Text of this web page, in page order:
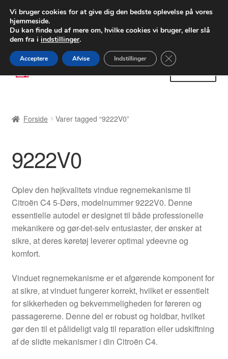
LEVERING fra 55 kr.
FEDEX verdensomspændende forsendelse
80 82 72 02
Spring
til
Spring
til
Betalinger
Kasse
Klageprocedure
Kontakte
Levering
Min Konto
Om os
Forside Varer tagged “9222V0”
9222V0
Oplev den højkvalitets vindue regnemekanisme til
Citroën C4 5-Dørs, modelnummer 9222V0. Denne
essentielle autodel er designet til både professionelle
mekanikere og gør-det-selv entusiaster, der ønsker at
sikre, at deres køretøj leverer optimal ydeevne og
komfort.
Vinduet regnemekanisme er et afgørende komponent for
at sikre, at vinduet fungerer korrekt, hvilket er essentielt
for sikkerheden og bekvemmeligheden for føreren og
passagererne. Denne del er robust og holdbar, hvilket
gør den til et pålideligt valg til reparation eller udskiftning
af de slidte mekanismer i din Citroën C4.
Vi bruger cookies for at give dig den bedste oplevelse på vores
hjemmeside.
Du kan finde ud af mere om, hvilke cookies vi bruger, eller slå
dem fra i indstillinger.
Acceptere Afvise Indstillinger Close GDPR